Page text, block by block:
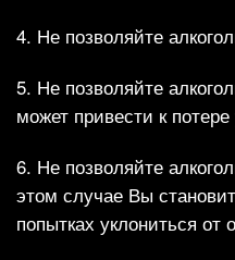
4. Не позволяйте
5. Не позволяйте
может привести к
6. Не позволяйте
этом случае Вы
попытках уклониться от